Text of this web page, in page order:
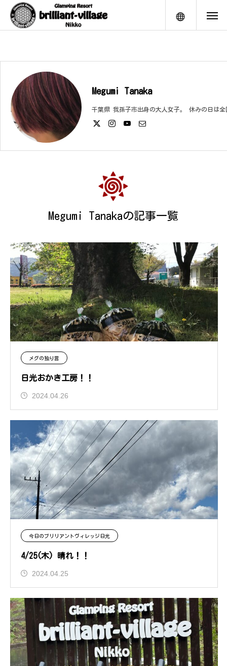
メニュー
Megumi Tanaka
千葉県 我孫子市出身の大人女子。 休みの日は
Megumi Tanakaの記事一覧
メグの独り言
日光おかき工房！！
2024.04.26
今日のブリリアントヴィレッジ日光
4/25(木) 晴れ！！
2024.04.25